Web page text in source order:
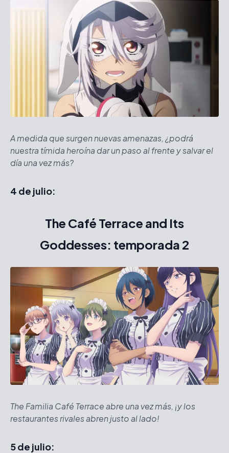
A medida que surgen nuevas amenazas, ¿podrá
nuestra tímida heroína dar un paso al frente y salvar el
día una vez más?
4 de julio:
The Café Terrace and Its
Goddesses: temporada 2
The Familia Café Terrace abre una vez más, ¡y los
restaurantes rivales abren justo al lado!
5 de julio: